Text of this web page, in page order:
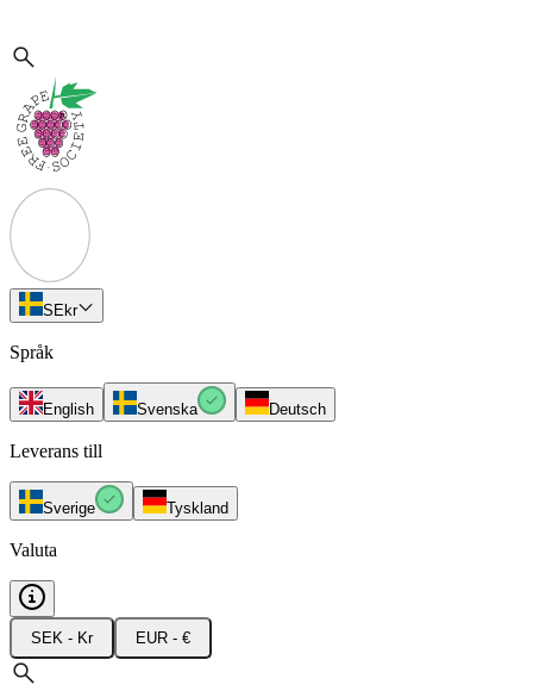
SEkr
Språk
English Svenska Deutsch
Leverans till
Sverige Tyskland
Valuta
SEK - Kr EUR - €